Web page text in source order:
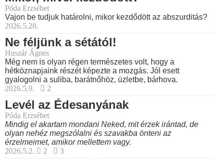
Póda Erzsébet
Vajon be tudjuk határolni, mikor kezdődött az abszurditás?
2026.5.28.
Ne féljünk a sétától!
Huszár Ágnes
Még nem is olyan régen természetes volt, hogy a
hétköznapjaink részét képezte a mozgás. Jól esett
gyalogolni a suliba, barátnőhöz, üzletbe, bárhova.
2026.5.9.
2
Levél az Édesanyának
Póda Erzsébet
Mindig el akartam mondani Neked, mit érzek irántad, de
olyan nehéz megszólalni és szavakba önteni az
érzelmeimet, amikor mellettem vagy.
2026.5.2.
2 3